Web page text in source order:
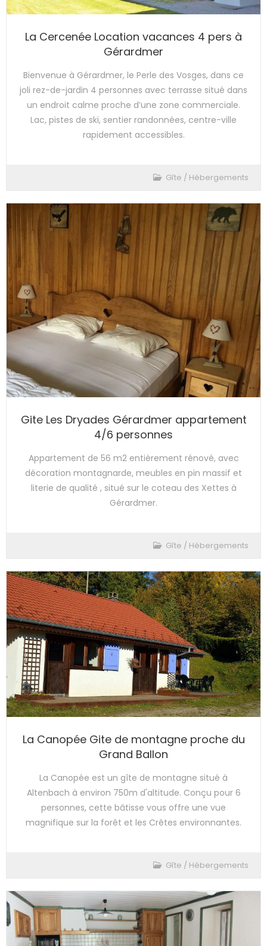
La Cercenée Location vacances 4 pers à
Gérardmer
Bienvenue à Gérardmer, le Perle des Vosges, dans ce
joli rez-de-jardin 4 personnes avec terrasse situé dans
un endroit calme proche d’une zone commerciale.
Lac, pistes de ski, sentier randonnées, centre-ville
rapidement accessibles.
Gîte / Hébergements
Gite Les Dryades Gérardmer appartement
4/6 personnes
Appartement de 56 m2 entièrement rénové, avec
décoration montagnarde, meubles en pin massif et
literie de qualité , situé sur le coteau des Xettes à
Gérardmer.
Gîte / Hébergements
La Canopée Gite de montagne proche du
Grand Ballon
La Canopée est un gîte de montagne situé à
Altenbach à environ 750m d'altitude. Conçu pour 6
personnes, cette bâtisse vous offre une vue
magnifique sur la forêt et les Crêtes environnantes.
Gîte / Hébergements